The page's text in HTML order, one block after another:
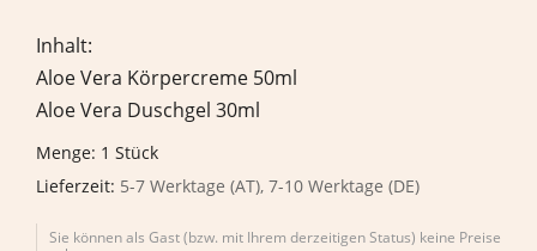
Inhalt:
Aloe Vera Körpercreme 50ml
Aloe Vera Duschgel 30ml
Menge: 1 Stück
Lieferzeit: 5-7 Werktage (AT), 7-10 Werktage (DE)
Sie können als Gast (bzw. mit Ihrem derzeitigen Status) keine Preise